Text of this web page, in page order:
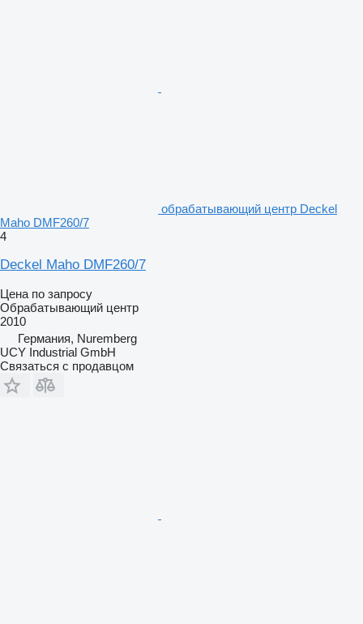
обрабатывающий центр Deckel
Maho DMF260/7
4
Deckel Maho DMF260/7
Цена по запросу
Обрабатывающий центр
2010
Германия, Nuremberg
UCY Industrial GmbH
Связаться с продавцом